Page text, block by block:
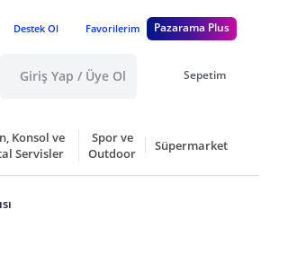
Destek Ol Favorilerim Pazarama Plus
Giriş Yap / Üye Ol Sepetim
Konsol ve
Servisler
Spor ve
Outdoor
Süpermarket